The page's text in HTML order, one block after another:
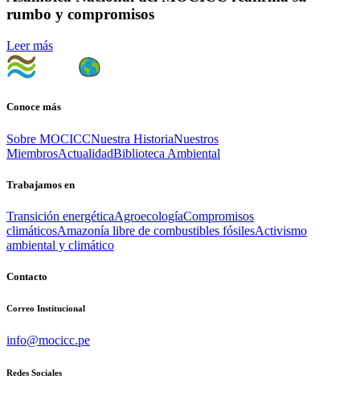
rumbo y compromisos
Leer más
Conoce más
Sobre MOCICCNuestra HistoriaNuestros
MiembrosActualidadBiblioteca Ambiental
Trabajamos en
Transición energéticaAgroecologíaCompromisos
climáticosAmazonía libre de combustibles fósilesActivismo
ambiental y climático
Contacto
Correo Institucional
info@mocicc.pe
Redes Sociales